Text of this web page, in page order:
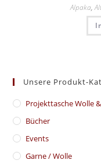
Alpaka,
Unsere Produkt-
​Projekttasche Wolle
Bücher
Events
Garne / Wolle